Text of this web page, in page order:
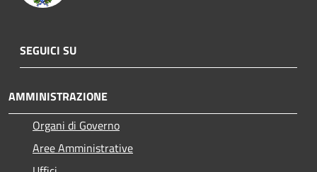
SEGUICI SU
AMMINISTRAZIONE
Organi di Governo
Aree Amministrative